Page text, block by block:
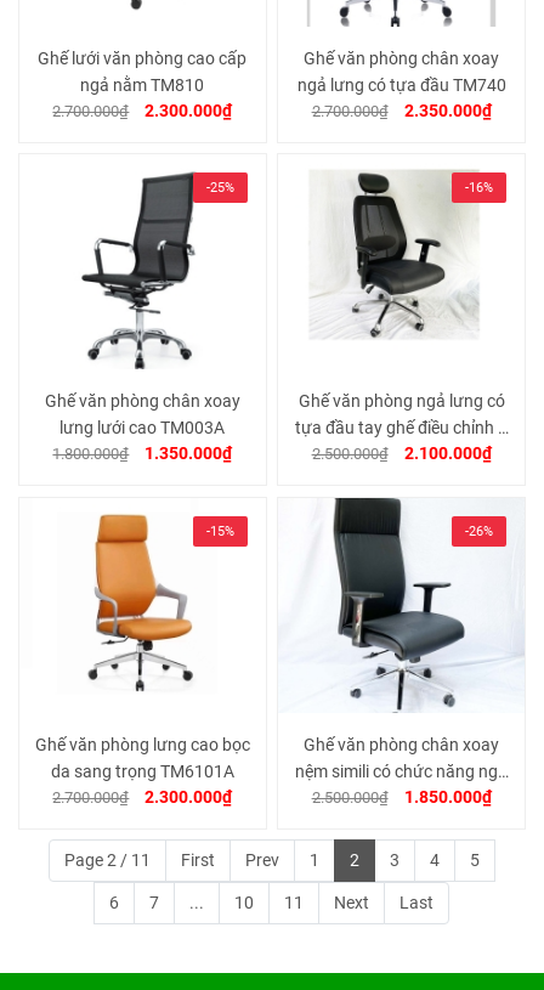
Ghế lưới văn phòng cao cấp
ngả nằm TM810
2.700.000₫ 2.300.000₫
Ghế văn phòng chân xoay
ngả lưng có tựa đầu TM740
2.700.000₫ 2.350.000₫
Ghế văn phòng chân xoay
lưng lưới cao TM003A
1.800.000₫ 1.350.000₫
-25%
Ghế văn phòng ngả lưng có
tựa đầu tay ghế điều chỉnh 2
chiều TM817
2.500.000₫ 2.100.000₫
-16%
Ghế văn phòng lưng cao bọc
da sang trọng TM6101A
2.700.000₫ 2.300.000₫
-15%
Ghế văn phòng chân xoay
nệm simili có chức năng ngả
lưng TM6635
2.500.000₫ 1.850.000₫
-26%
Page 2 / 11 First Prev 1 2 3 4 5
6 7 ... 10 11 Next Last